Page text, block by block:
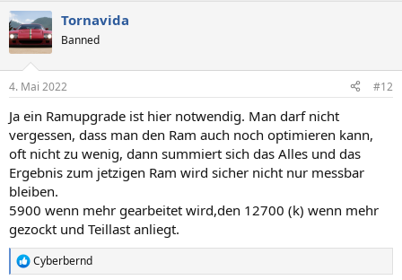
Tornavida
Banned
4. Mai 2022 #12
Ja ein Ramupgrade ist hier notwendig. Man darf nicht
vergessen, dass man den Ram auch noch optimieren kann,
oft nicht zu wenig, dann summiert sich das Alles und das
Ergebnis zum jetzigen Ram wird sicher nicht nur messbar
bleiben.
5900 wenn mehr gearbeitet wird,den 12700 (k) wenn mehr
gezockt und Teillast anliegt.
R
Cyberbernd